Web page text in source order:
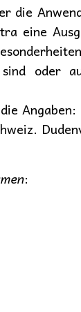
die
eine
oder
: